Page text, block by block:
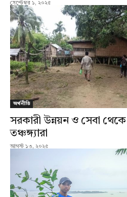
সেপ্টেম্বর ১, ২০২৫
অর্থনীতি
সরকারী উন্নয়ন ও সেবা
তঞ্চঙ্গ্যারা
আগস্ট ১৩, ২০২৫